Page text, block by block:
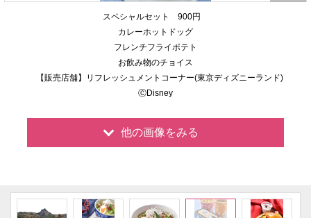
スペシャルセット 900円
カレーホットドッグ
フレンチフライポテト
お飲み物のチョイス
【販売店舗】リフレッシュメントコーナー(東京ディズニーランド)
ⒸDisney
他の画像をみる